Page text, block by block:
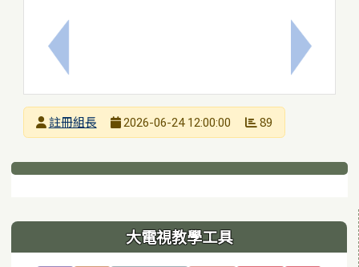
上一筆：財團法人核能與新能源教育與研究協進會
下一筆：
發布者
註冊組長
2026-06-24 12:00:00 89
下中區域內容
左邊區域內容 大電視教學工具